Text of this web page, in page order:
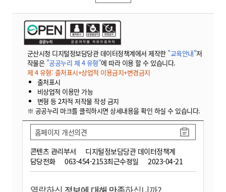
군산시청 디지털정보담당관 데이터정책계에서 제작한 "교육안내"저
작물은 "공공누리 제 4 유형"에 따라 이용 할 수 있습니다.
제 4 유형: 출처표시+상업적 이용금지+변경금지
출처표시
비상업적 이용만 가능
변형 등 2차적 저작물 작성 금지
※ 공공누리 마크를 클릭하시면 상세내용을 확인 하실 수 있습니다.
콘텐츠 관리부서
디지털정보담당관 데이터정책계
담당전화
063-454-2153최근수정일 2023-04-21
홈페이지 개선의견